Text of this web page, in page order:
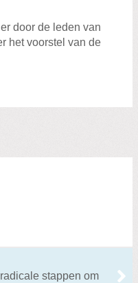
door de leden van
het voorstel van de
stappen om